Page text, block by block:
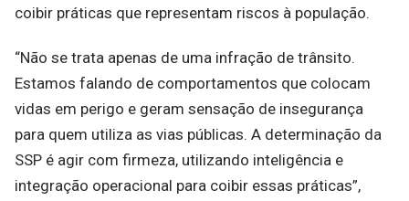
coibir práticas que representam riscos à população.
“Não se trata apenas de uma infração de trânsito.
Estamos falando de comportamentos que colocam
vidas em perigo e geram sensação de insegurança
para quem utiliza as vias públicas. A determinação da
SSP é agir com firmeza, utilizando inteligência e
integração operacional para coibir essas práticas”,